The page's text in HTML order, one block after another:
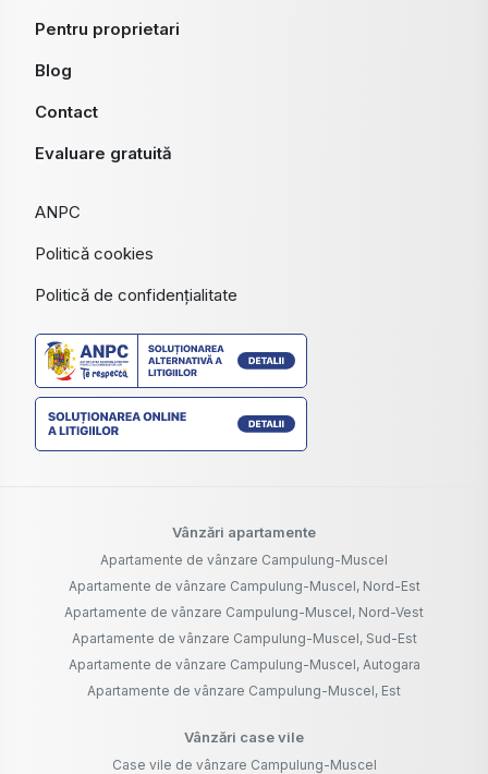
Pentru proprietari
Blog
Contact
Evaluare gratuită
ANPC
Politică cookies
Politică de confidențialitate
Vânzări apartamente
Apartamente de vânzare Campulung-Muscel
Apartamente de vânzare Campulung-Muscel, Nord-Est
Apartamente de vânzare Campulung-Muscel, Nord-Vest
Apartamente de vânzare Campulung-Muscel, Sud-Est
Apartamente de vânzare Campulung-Muscel, Autogara
Apartamente de vânzare Campulung-Muscel, Est
Vânzări case vile
Case vile de vânzare Campulung-Muscel